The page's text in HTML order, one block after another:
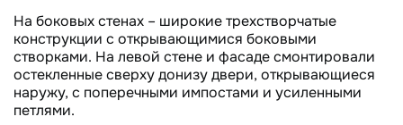
На боковых стенах – широкие трехстворчатые
конструкции с открывающимися боковыми
створками. На левой стене и фасаде смонтировали
остекленные сверху донизу двери, открывающиеся
наружу, с поперечными импостами и усиленными
петлями.